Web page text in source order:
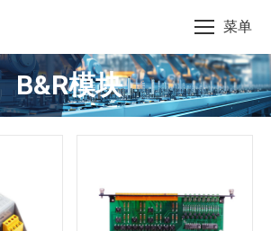
菜单
B&R模块
您的位置：